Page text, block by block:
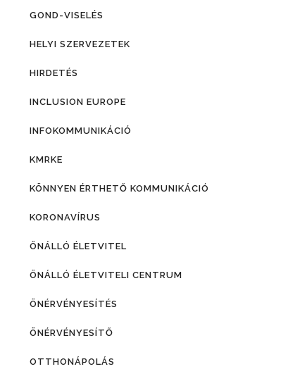
GOND-VISELÉS
HELYI SZERVEZETEK
HIRDETÉS
INCLUSION EUROPE
INFOKOMMUNIKÁCIÓ
KMRKE
KÖNNYEN ÉRTHETŐ KOMMUNIKÁCIÓ
KORONAVÍRUS
ÖNÁLLÓ ÉLETVITEL
ÖNÁLLÓ ÉLETVITELI CENTRUM
ÖNÉRVÉNYESÍTÉS
ÖNÉRVÉNYESÍTŐ
OTTHONÁPOLÁS